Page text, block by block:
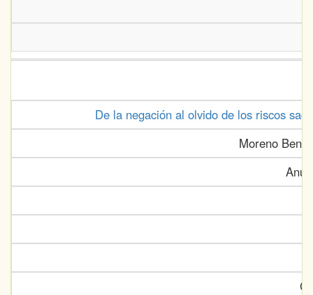
De la negación al olvido de los riscos
Moreno